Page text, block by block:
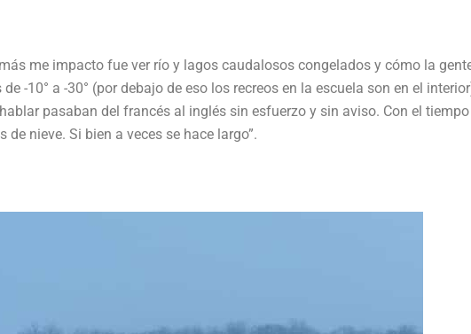
me impacto fue ver río y lagos caudalosos congelados y cómo la
-10° a -30° (por debajo de eso los recreos en la escuela son en el
pasaban del francés al inglés sin esfuerzo y sin aviso. Con el
nieve. Si bien a veces se hace largo”.